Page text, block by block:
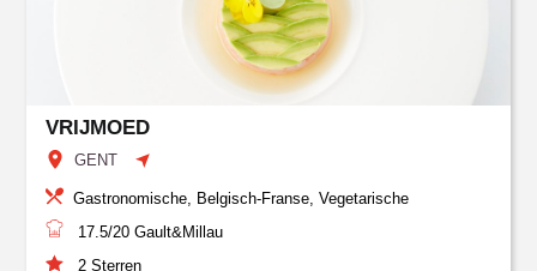
VRIJMOED
GENT
Gastronomische, Belgisch-Franse, Vegetarische
17.5/20 Gault&Millau
2 Sterren